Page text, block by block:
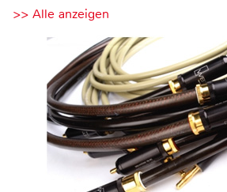
>> Alle anzeigen